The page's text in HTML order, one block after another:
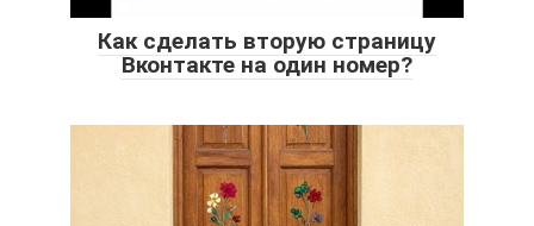
Как сделать вторую страницу
Вконтакте на один номер?